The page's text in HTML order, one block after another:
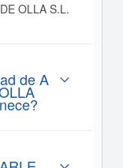
OLLA S.L.
de A